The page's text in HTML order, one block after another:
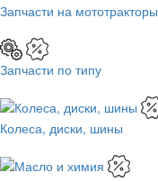
Запчасти на мототракторы
Запчасти по типу
Колеса, диски, шины